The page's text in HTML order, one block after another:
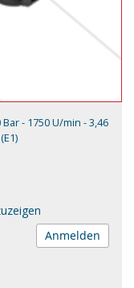
- 1750 U/min - 3,46
Anmelden